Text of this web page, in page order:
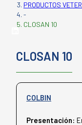
PRODUCTOS
-
CLOSAN 10
CLOSAN 10
COLBIN
Presentación: